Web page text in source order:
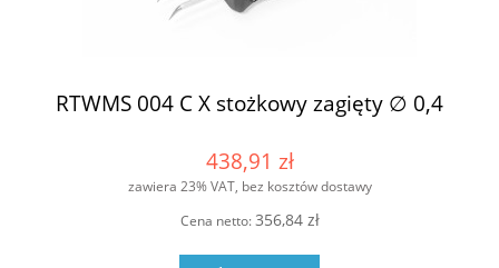
RTWMS 004 C X stożkowy zagięty ∅ 0,4
438,91 zł
zawiera 23% VAT, bez kosztów dostawy
Cena netto:356,84 zł